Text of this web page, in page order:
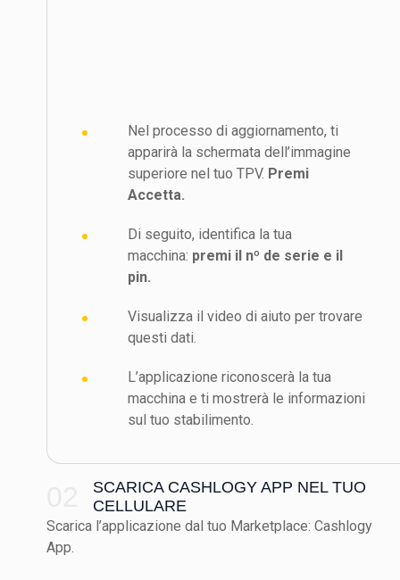
Nel processo di aggiornamento, ti
apparirà la schermata dell’immagine
superiore nel tuo TPV. Premi
Accetta.
Di seguito, identifica la tua
macchina: premi il nº de serie e il
pin.
Visualizza il video di aiuto per trovare
questi dati.
L’applicazione riconoscerà la tua
macchina e ti mostrerà le informazioni
sul tuo stabilimento.
SCARICA CASHLOGY APP NEL TUO
CELLULARE
Scarica l’applicazione dal tuo Marketplace: Cashlogy
App.